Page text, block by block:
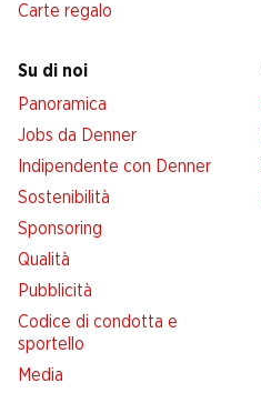
Carte regalo
Su di noi
Panoramica
Jobs da Denner
Indipendente con Denner
Sostenibilità
Sponsoring
Qualità
Pubblicità
Codice di condotta e
sportello
Media